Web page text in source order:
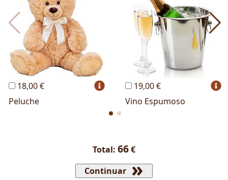
18,00 €
Peluche
19,00 €
Vino Espumoso
Total: 66€
Continuar